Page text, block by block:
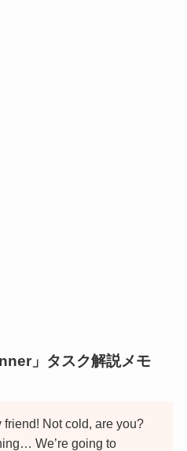
」タスク解説メモ
friend! Not cold, are you?
We’re going to